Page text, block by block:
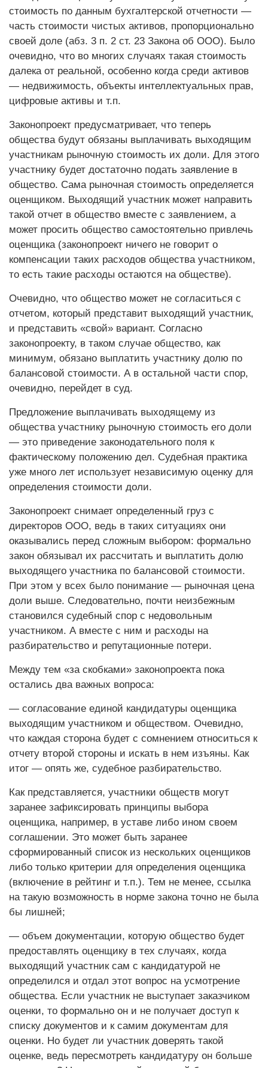
стоимость по данным бухгалтерской отчетности —
часть стоимости чистых активов, пропорционально
своей доле (абз. 3 п. 2 ст. 23 Закона об ООО). Было
очевидно, что во многих случаях такая стоимость
далека от реальной, особенно когда среди активов
— недвижимость, объекты интеллектуальных прав,
цифровые активы и т.п.
Законопроект предусматривает, что теперь
общества будут обязаны выплачивать выходящим
участникам рыночную стоимость их доли. Для этого
участнику будет достаточно подать заявление в
общество. Сама рыночная стоимость определяется
оценщиком. Выходящий участник может направить
такой отчет в общество вместе с заявлением, а
может просить общество самостоятельно привлечь
оценщика (законопроект ничего не говорит о
компенсации таких расходов общества участником,
то есть такие расходы остаются на обществе).
Очевидно, что общество может не согласиться с
отчетом, который представит выходящий участник,
и представить «свой» вариант. Согласно
законопроекту, в таком случае общество, как
минимум, обязано выплатить участнику долю по
балансовой стоимости. А в остальной части спор,
очевидно, перейдет в суд.
Предложение выплачивать выходящему из
общества участнику рыночную стоимость его доли
— это приведение законодательного поля к
фактическому положению дел. Судебная практика
уже много лет использует независимую оценку для
определения стоимости доли.
Законопроект снимает определенный груз с
директоров ООО, ведь в таких ситуациях они
оказывались перед сложным выбором: формально
закон обязывал их рассчитать и выплатить долю
выходящего участника по балансовой стоимости.
При этом у всех было понимание — рыночная цена
доли выше. Следовательно, почти неизбежным
становился судебный спор с недовольным
участником. А вместе с ним и расходы на
разбирательство и репутационные потери.
Между тем «за скобками» законопроекта пока
остались два важных вопроса:
— согласование единой кандидатуры оценщика
выходящим участником и обществом. Очевидно,
что каждая сторона будет с сомнением относиться к
отчету второй стороны и искать в нем изъяны. Как
итог — опять же, судебное разбирательство.
Как представляется, участники обществ могут
заранее зафиксировать принципы выбора
оценщика, например, в уставе либо ином своем
соглашении. Это может быть заранее
сформированный список из нескольких оценщиков
либо только критерии для определения оценщика
(включение в рейтинг и т.п.). Тем не менее, ссылка
на такую возможность в норме закона точно не была
бы лишней;
— объем документации, которую общество будет
предоставлять оценщику в тех случаях, когда
выходящий участник сам с кандидатурой не
определился и отдал этот вопрос на усмотрение
общества. Если участник не выступает заказчиком
оценки, то формально он и не получает доступ к
списку документов и к самим документам для
оценки. Но будет ли участник доверять такой
оценке, ведь пересмотреть кандидатуру он больше